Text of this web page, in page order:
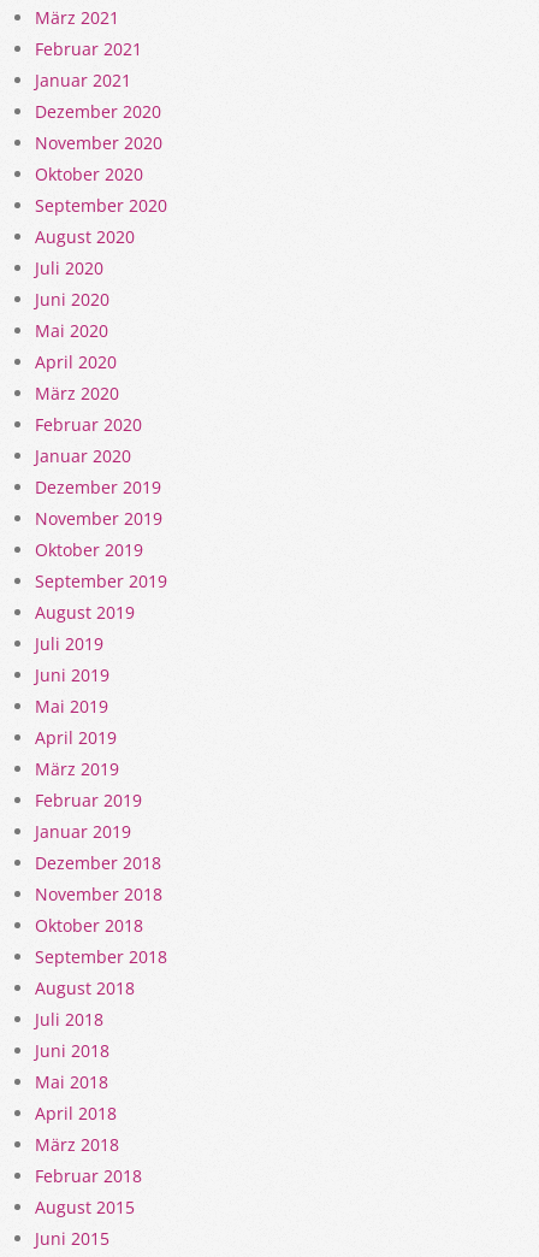
März 2021
Februar 2021
Januar 2021
Dezember 2020
November 2020
Oktober 2020
September 2020
August 2020
Juli 2020
Juni 2020
Mai 2020
April 2020
März 2020
Februar 2020
Januar 2020
Dezember 2019
November 2019
Oktober 2019
September 2019
August 2019
Juli 2019
Juni 2019
Mai 2019
April 2019
März 2019
Februar 2019
Januar 2019
Dezember 2018
November 2018
Oktober 2018
September 2018
August 2018
Juli 2018
Juni 2018
Mai 2018
April 2018
März 2018
Februar 2018
August 2015
Juni 2015